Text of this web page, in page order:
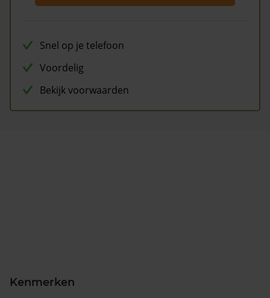
Snel op je telefoon
Voordelig
Bekijk voorwaarden
Kenmerken